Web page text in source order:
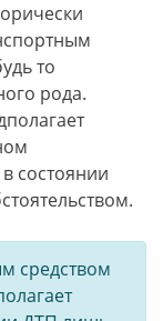
то
рода.
состоянии
средством